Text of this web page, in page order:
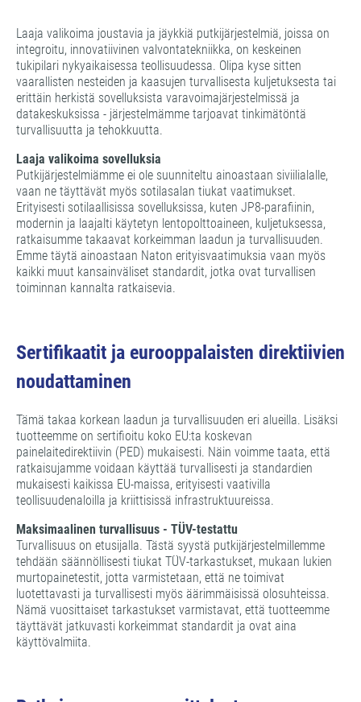
Laaja valikoima joustavia ja jäykkiä putkijärjestelmiä, joissa on
integroitu, innovatiivinen valvontatekniikka, on keskeinen
tukipilari nykyaikaisessa teollisuudessa. Olipa kyse sitten
vaarallisten nesteiden ja kaasujen turvallisesta kuljetuksesta tai
erittäin herkistä sovelluksista varavoimajärjestelmissä ja
datakeskuksissa - järjestelmämme tarjoavat tinkimätöntä
turvallisuutta ja tehokkuutta.
Laaja valikoima sovelluksia
Putkijärjestelmiämme ei ole suunniteltu ainoastaan siviilialalle,
vaan ne täyttävät myös sotilasalan tiukat vaatimukset.
Erityisesti sotilaallisissa sovelluksissa, kuten JP8-parafiinin,
modernin ja laajalti käytetyn lentopolttoaineen, kuljetuksessa,
ratkaisumme takaavat korkeimman laadun ja turvallisuuden.
Emme täytä ainoastaan Naton erityisvaatimuksia vaan myös
kaikki muut kansainväliset standardit, jotka ovat turvallisen
toiminnan kannalta ratkaisevia.
Sertifikaatit ja eurooppalaisten direktiivien
noudattaminen
Tämä takaa korkean laadun ja turvallisuuden eri alueilla. Lisäksi
tuotteemme on sertifioitu koko EU:ta koskevan
painelaitedirektiivin (PED) mukaisesti. Näin voimme taata, että
ratkaisujamme voidaan käyttää turvallisesti ja standardien
mukaisesti kaikissa EU-maissa, erityisesti vaativilla
teollisuudenaloilla ja kriittisissä infrastruktuureissa.
Maksimaalinen turvallisuus - TÜV-testattu
Turvallisuus on etusijalla. Tästä syystä putkijärjestelmillemme
tehdään säännöllisesti tiukat TÜV-tarkastukset, mukaan lukien
murtopainetestit, jotta varmistetaan, että ne toimivat
luotettavasti ja turvallisesti myös äärimmäisissä olosuhteissa.
Nämä vuosittaiset tarkastukset varmistavat, että tuotteemme
täyttävät jatkuvasti korkeimmat standardit ja ovat aina
käyttövalmiita.